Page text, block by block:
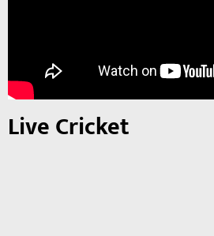
Live Cricket